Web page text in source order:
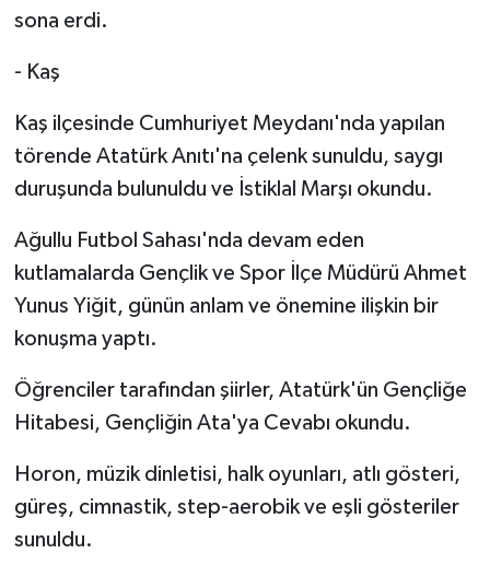
sona erdi.
- Kaş
Kaş ilçesinde Cumhuriyet Meydanı'nda yapılan
törende Atatürk Anıtı'na çelenk sunuldu, saygı
duruşunda bulunuldu ve İstiklal Marşı okundu.
Ağullu Futbol Sahası'nda devam eden
kutlamalarda Gençlik ve Spor İlçe Müdürü Ahmet
Yunus Yiğit, günün anlam ve önemine ilişkin bir
konuşma yaptı.
Öğrenciler tarafından şiirler, Atatürk'ün Gençliğe
Hitabesi, Gençliğin Ata'ya Cevabı okundu.
Horon, müzik dinletisi, halk oyunları, atlı gösteri,
güreş, cimnastik, step-aerobik ve eşli gösteriler
sunuldu.